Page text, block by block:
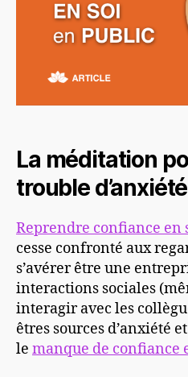
La méditation
trouble
Reprendre confiance en
cesse confronté aux
s’avérer être une
interactions sociales
interagir avec les
êtres sources d’anxiété
le manque de confiance